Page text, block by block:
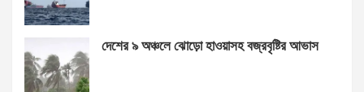
দেশের ৯ অঞ্চলে ঝোড়ো হাওয়াসহ বজ্রবৃষ্টির আভাস